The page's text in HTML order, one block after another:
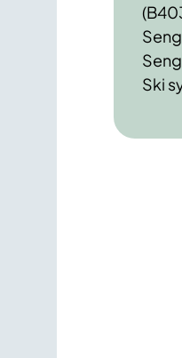
Ski